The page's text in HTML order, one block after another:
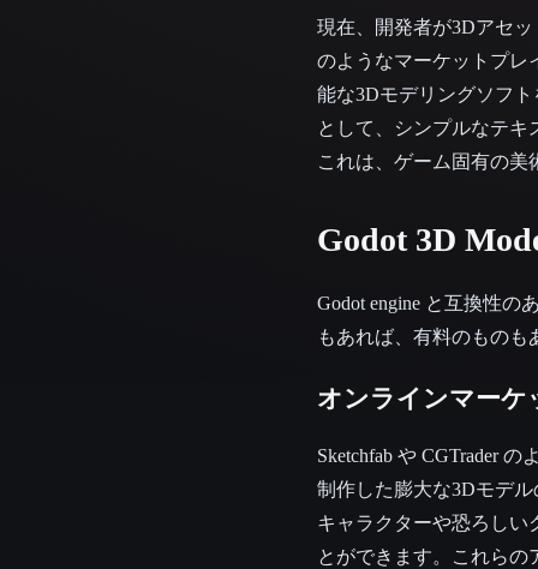
現在、開発者が3Dアセッ
のようなマーケットプレ
能な3Dモデリングソフ
として、シンプルなテ
これは、ゲーム固有の
Godot 3D
Godot engine と互換性
もあれば、有料のもの
オンラインマーケ
Sketchfab や CGTrader
制作した膨大な3Dモデ
キャラクターや恐ろしい
とができます。これら